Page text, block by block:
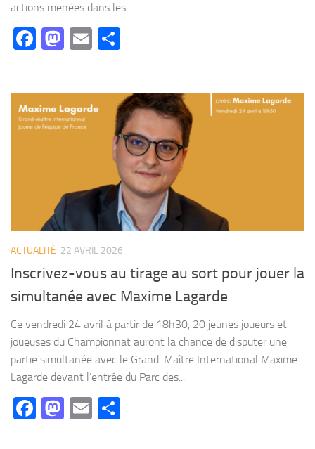
actions menées dans les...
Facebook
Mastodon
Email
ACTUALITÉ 22 AVRIL 2026
Inscrivez-vous au tirage au sort pour jouer la
simultanée avec Maxime Lagarde
Ce vendredi 24 avril à partir de 18h30, 20 jeunes joueurs et
joueuses du Championnat auront la chance de disputer une
partie simultanée avec le Grand-Maître International Maxime
Lagarde devant l’entrée du Parc des...
Facebook
Mastodon
Email